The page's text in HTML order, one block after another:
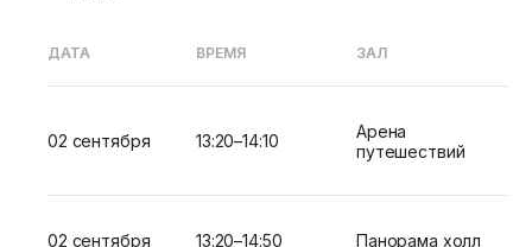
ДАТА ВРЕМЯ ЗАЛ
02 сентября 13:20–14:10
Арена
путешествий
02 сентября 13:20–14:50 Панорама холл